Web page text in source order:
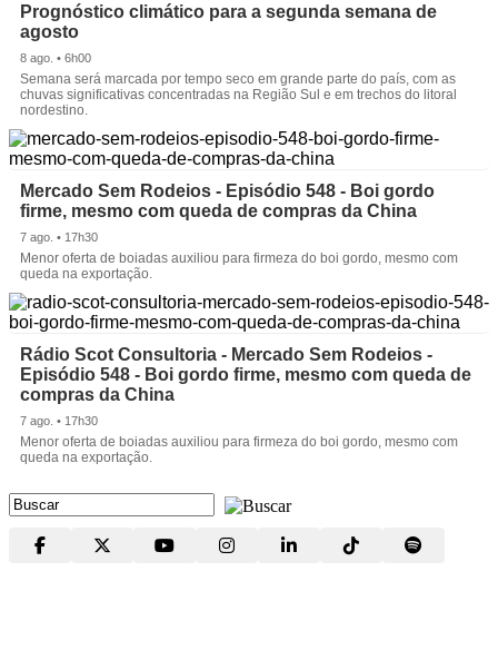
Prognóstico climático para a segunda semana de
agosto
8 ago. • 6h00
Semana será marcada por tempo seco em grande parte do país, com as
chuvas significativas concentradas na Região Sul e em trechos do litoral
nordestino.
Mercado Sem Rodeios - Episódio 548 - Boi gordo
firme, mesmo com queda de compras da China
7 ago. • 17h30
Menor oferta de boiadas auxiliou para firmeza do boi gordo, mesmo com
queda na exportação.
Rádio Scot Consultoria - Mercado Sem Rodeios -
Episódio 548 - Boi gordo firme, mesmo com queda de
compras da China
7 ago. • 17h30
Menor oferta de boiadas auxiliou para firmeza do boi gordo, mesmo com
queda na exportação.